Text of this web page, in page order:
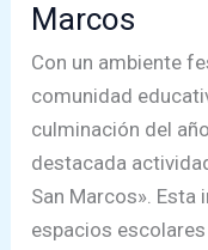
clínica
deportiva
Club
Deportes
Valdivia
Marcos
Con un ambiente
comunidad
culminación del
destacada
San Marcos».
espacios